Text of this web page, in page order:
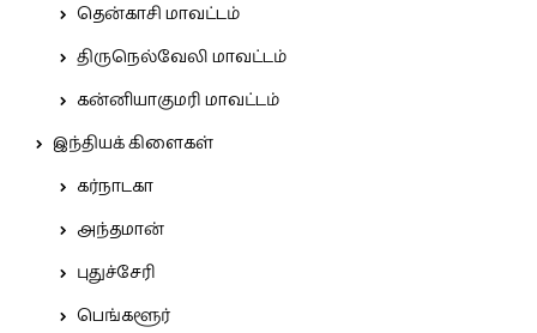
தென்காசி மாவட்டம்
திருநெல்வேலி மாவட்டம்
கன்னியாகுமரி மாவட்டம்
இந்தியக் கிளைகள்
கர்நாடகா
அந்தமான்
புதுச்சேரி
பெங்களூர்